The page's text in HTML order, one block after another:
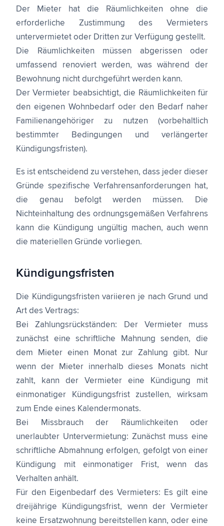
Der Mieter hat die Räumlichkeiten ohne die
erforderliche Zustimmung des Vermieters
untervermietet oder Dritten zur Verfügung gestellt.
Die Räumlichkeiten müssen abgerissen oder
umfassend renoviert werden, was während der
Bewohnung nicht durchgeführt werden kann.
Der Vermieter beabsichtigt, die Räumlichkeiten für
den eigenen Wohnbedarf oder den Bedarf naher
Familienangehöriger zu nutzen (vorbehaltlich
bestimmter Bedingungen und verlängerter
Kündigungsfristen).
Es ist entscheidend zu verstehen, dass jeder dieser
Gründe spezifische Verfahrensanforderungen hat,
die genau befolgt werden müssen. Die
Nichteinhaltung des ordnungsgemäßen Verfahrens
kann die Kündigung ungültig machen, auch wenn
die materiellen Gründe vorliegen.
Kündigungsfristen
Die Kündigungsfristen variieren je nach Grund und
Art des Vertrags:
Bei Zahlungsrückständen: Der Vermieter muss
zunächst eine schriftliche Mahnung senden, die
dem Mieter einen Monat zur Zahlung gibt. Nur
wenn der Mieter innerhalb dieses Monats nicht
zahlt, kann der Vermieter eine Kündigung mit
einmonatiger Kündigungsfrist zustellen, wirksam
zum Ende eines Kalendermonats.
Bei Missbrauch der Räumlichkeiten oder
unerlaubter Untervermietung: Zunächst muss eine
schriftliche Abmahnung erfolgen, gefolgt von einer
Kündigung mit einmonatiger Frist, wenn das
Verhalten anhält.
Für den Eigenbedarf des Vermieters: Es gilt eine
dreijährige Kündigungsfrist, wenn der Vermieter
keine Ersatzwohnung bereitstellen kann, oder eine